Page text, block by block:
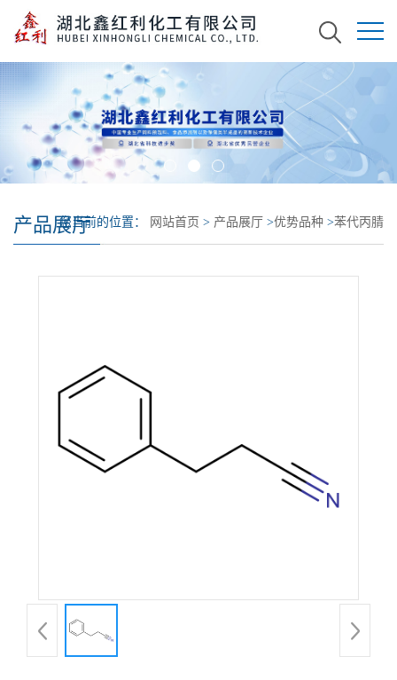
产品展厅您当前的位置： 网站首页 > 产品展厅 >优势品种 >苯代丙腈